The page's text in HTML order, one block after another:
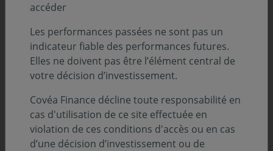
accéder
Les performances passées ne sont pas un
indicateur fiable des performances futures.
Elles ne doivent pas être l’élément central de
votre décision d’investissement.
Covéa Finance décline toute responsabilité en
cas d'utilisation de ce site effectuée en
violation de ces conditions d'accès ou en cas
d’une décision d’investissement ou de